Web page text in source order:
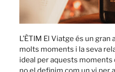
L’ÈTIM El Viatge és un
molts moments i la seva
ideal per aquests moments